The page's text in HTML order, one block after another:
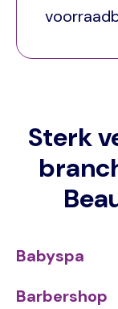
Sterk
Babyspa
Barbershop